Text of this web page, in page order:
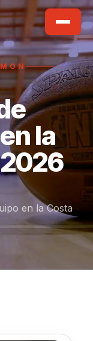
la
2026
en la Costa